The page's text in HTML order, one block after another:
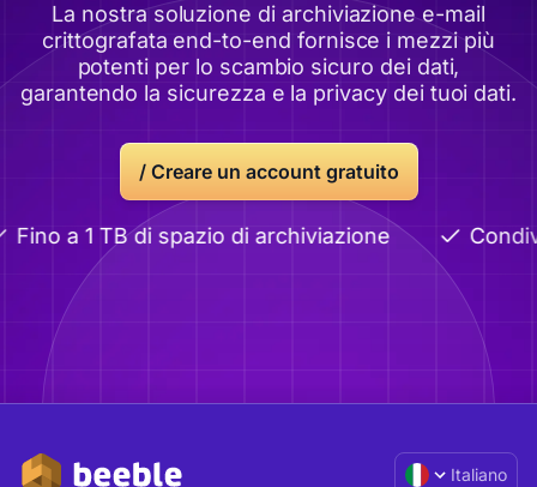
La nostra soluzione di archiviazione e-mail
crittografata end-to-end fornisce i mezzi più
potenti per lo scambio sicuro dei dati,
garantendo la sicurezza e la privacy dei tuoi dati.
/ Creare un account gratuito
a 1 TB di spazio di archiviazione
Italiano